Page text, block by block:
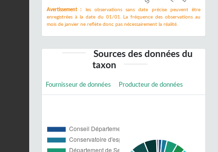
Avertissement :
les observations sans date précise peuvent être
enregistrées à la date du 01/01. La fréquence des observations au
mois de janvier ne reflète donc pas nécessairement la réalité.
Sources des données du
taxon
Fournisseur de données Producteur de données